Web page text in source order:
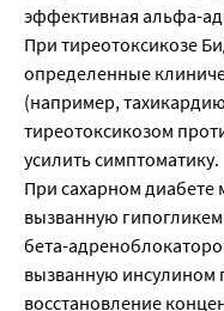
эффективная альфа-
При тиреотоксикозе
определенные
(например,
тиреотоксикозом
усилить симптоматику.
При сахарном диабете
вызванную
бета-
вызванную инсулином
восстановление